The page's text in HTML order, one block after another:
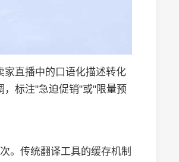
家直播中的口语化描述转化
标注"急迫促销"或"限量预
。传统翻译工具的缓存机制